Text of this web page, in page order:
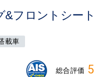
フロントシー
載車
総合評価 5